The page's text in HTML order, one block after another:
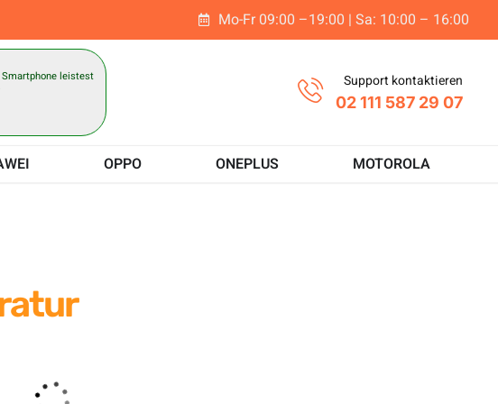
Mo-Fr 09:00 –19:00 | Sa: 10:00 – 16:00
leistest
Support kontaktieren
02 111 587 29 07
OPPO ONEPLUS MOTOROLA